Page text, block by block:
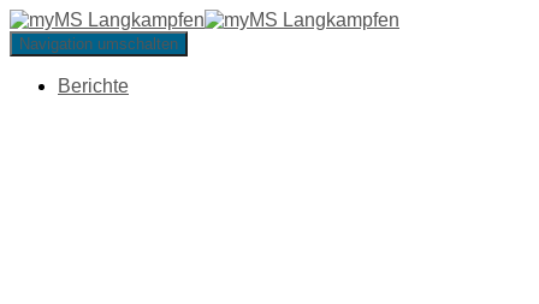
Navigation umschalten
Berichte